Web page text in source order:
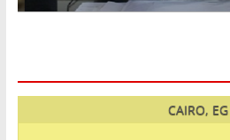
CAIRO, EG